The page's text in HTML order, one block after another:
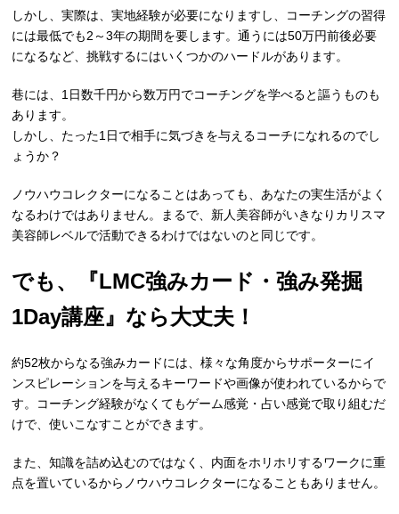
しかし、実際は、実地経験が必要になりますし、コーチングの習得
には最低でも2～3年の期間を要します。通うには50万円前後必要
になるなど、挑戦するにはいくつかのハードルがあります。
巷には、1日数千円から数万円でコーチングを学べると謳うものも
あります。
しかし、たった1日で相手に気づきを与えるコーチになれるのでし
ょうか？
ノウハウコレクターになることはあっても、あなたの実生活がよく
なるわけではありません。まるで、新人美容師がいきなりカリスマ
美容師レベルで活動できるわけではないのと同じです。
でも、『LMC強みカード・強み発掘
1Day講座』なら大丈夫！
約52枚からなる強みカードには、様々な角度からサポーターにイ
ンスピレーションを与えるキーワードや画像が使われているからで
す。コーチング経験がなくてもゲーム感覚・占い感覚で取り組むだ
けで、使いこなすことができます。
また、知識を詰め込むのではなく、内面をホリホリするワークに重
点を置いているからノウハウコレクターになることもありません。